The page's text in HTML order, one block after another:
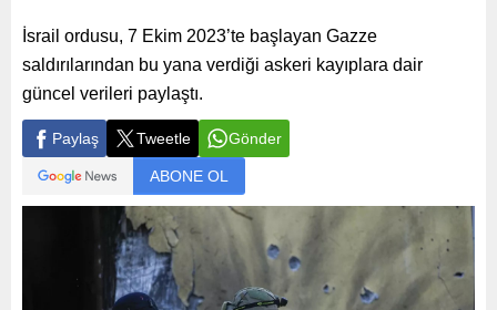
İsrail ordusu, 7 Ekim 2023’te başlayan Gazze
saldırılarından bu yana verdiği askeri kayıplara dair
güncel verileri paylaştı.
Paylaş Tweetle Gönder
ABONE OL